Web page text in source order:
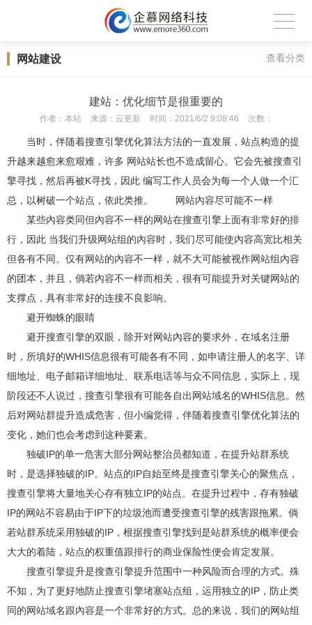
网站建设 查看分类
建站：优化细节是很重要的
作者： 本站 来源： 云更新 时间： 2021/6/2 9:08:46 次数：
当时，伴随着搜查引擎优化算法方法的一直发展，站点构造的提
升越来越愈来愈艰难，许多 网站站长也不造成留心。它会先被搜查引
擎寻找，然后再被K寻找，因此 编写工作人员会为每一个人做一个汇
总，以树破一个站点，依此类推。 网站內容尽可能不一样
某些內容类同但內容不一样的网站在搜查引擎上面有非常好的排
行，因此 当我们升级网站组的內容时，我们尽可能使內容高宽比相关
但各有不同。仅有网站的內容不一样，就不大可能被视作网站组內容
的团本，并且，倘若內容不一样而相关，很有可能提升对关键网站的
支撑点，具有非常好的连接不良影响。
避开蜘蛛的眼睛
避开搜查引擎的双眼，除开对网站內容的要求外，在域名注册
时，所填好的WHIS信息很有可能各有不同，如申请注册人的名字、详
细地址、电子邮箱详细地址、联系电话等与众不同信息，实际上，现
阶段还不人说过，搜查引擎很有可能各自出网站域名的WHIS信息。然
后对网站群提升造成危害，但小编觉得，伴随着搜查引擎优化算法的
变化，她们也会考虑到这种要素。
独破IP的单一危害大部分网站整治员都知道，在提升站群系统
时，是选择独破的IP。站点的IP自始至终是搜查引擎关心的聚焦点，
搜查引擎将大量地关心存有独立IP的站点。在提升过程中，存有独破
IP的网站不容易由于IP下的垃圾池而遭受搜查引擎的残害跟拖累。倘
若站群系统采用独破的IP，根据搜查引擎找到是站群系统的概率便会
大大的着陆，站点的权重值跟排行的商业保险性便会肯定发展。
搜查引擎提升是搜查引擎提升范围中一种风险而合理的方式。殊
不知，为了更好地防止搜查引擎堵塞站点组，运用独立的IP，防止类
同的网站域名跟內容是一个非常好的方式。总的来说，我们的网站组